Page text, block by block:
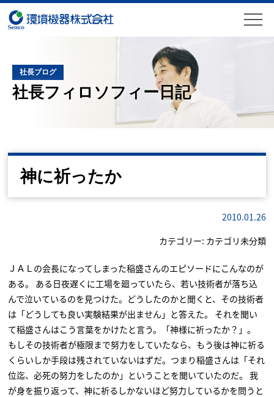
社長ブログ
社長フィロソフィー日記
神に祈ったか
2010.01.26
カテゴリー: カテゴリ未分類
ＪＡＬの会長になってしまった稲盛さんのエピソードにこんなのが
ある。 ある日夜遅くに工場を廻っていたら、若い技術者が落ち込
んで泣いているのを見つけた。どうしたのかと聞くと、その技術者
は「どうしても良い実験結果が出ません」と答えた。 それを聞い
て稲盛さんはこう言葉をかけたと言う。「神様に祈ったか？」。
もしその技術者が極限まで努力をしていたなら、もう後は神に祈る
くらいしか手段は残されていないはずだ。つまり稲盛さんは「それ
位迄、必死の努力をしたのか」ということを聞いていたのだ。 我
が身を振り返って、神に祈るしかないほど努力しているかを問うと